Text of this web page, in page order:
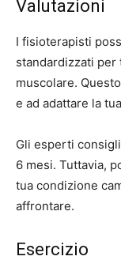
Valutazioni
I fisioterapisti
standardizzati per
muscolare.
e ad adattare la
Gli esperti
6 mesi. Tuttavia,
tua condizione
affrontare.
Esercizio